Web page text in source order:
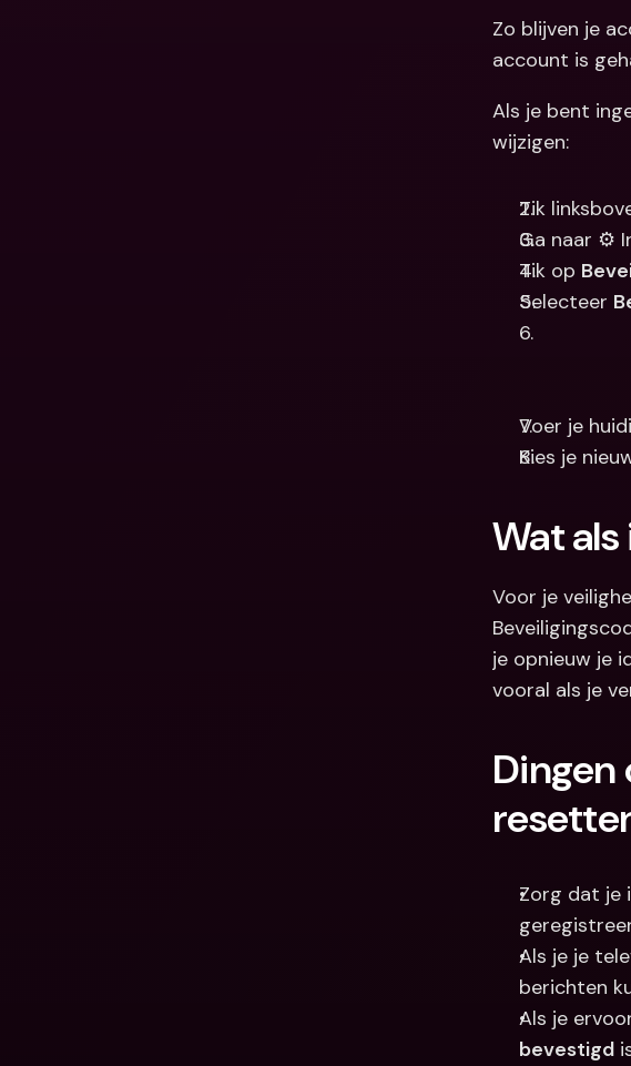
Zo blijven je
account is
Als je bent
wijzigen:
Tik
Ga naar ⚙️
Tik op
Selecteer
Voer je
Kies je
Wat
Voor je
je opnieuw je
vooral als je
Zorg dat je
Als je je
berichten
bevestigd